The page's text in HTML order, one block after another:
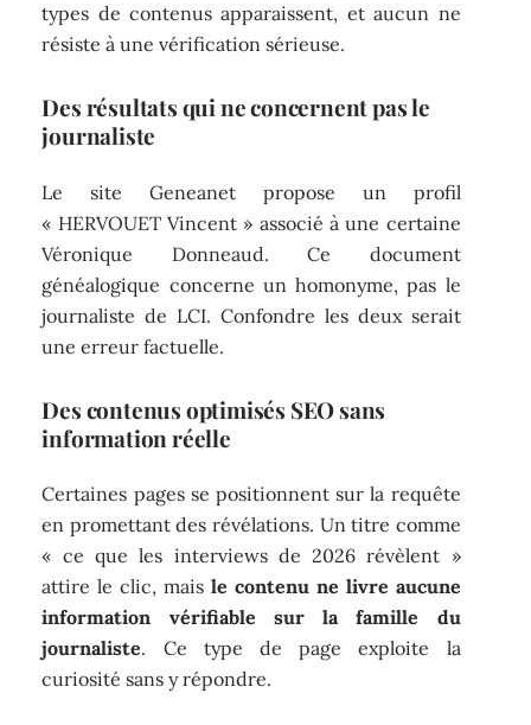
types de contenus apparaissent, et aucun ne
résiste à une vérification sérieuse.
Des résultats qui ne concernent pas le
journaliste
Le site Geneanet propose un profil
« HERVOUET Vincent » associé à une certaine
Véronique Donneaud. Ce document
généalogique concerne un homonyme, pas le
journaliste de LCI. Confondre les deux serait
une erreur factuelle.
Des contenus optimisés SEO sans
information réelle
Certaines pages se positionnent sur la requête
en promettant des révélations. Un titre comme
« ce que les interviews de 2026 révèlent »
attire le clic, mais le contenu ne livre aucune
information vérifiable sur la famille du
journaliste. Ce type de page exploite la
curiosité sans y répondre.